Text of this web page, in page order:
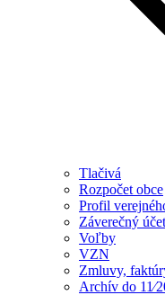
Tlačivá
Rozpočet obce
Profil
Záverečný
Voľby
VZN
Zmluvy,
Archív do